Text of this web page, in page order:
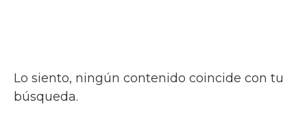
Lo siento, ningún contenido coincide con tu
búsqueda.